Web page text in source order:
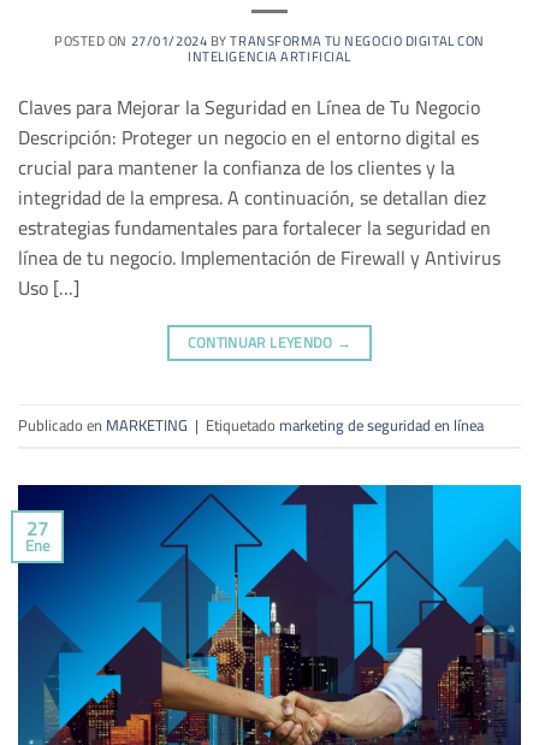
POSTED ON 27/01/2024BYTRANSFORMA TU NEGOCIO DIGITAL CON
INTELIGENCIA ARTIFICIAL
Claves para Mejorar la Seguridad en Línea de Tu Negocio
Descripción: Proteger un negocio en el entorno digital es
crucial para mantener la confianza de los clientes y la
integridad de la empresa. A continuación, se detallan diez
estrategias fundamentales para fortalecer la seguridad en
línea de tu negocio. Implementación de Firewall y Antivirus
Uso […]
CONTINUAR LEYENDO →
Publicado en MARKETING | Etiquetado marketing de seguridad en línea
27
Ene